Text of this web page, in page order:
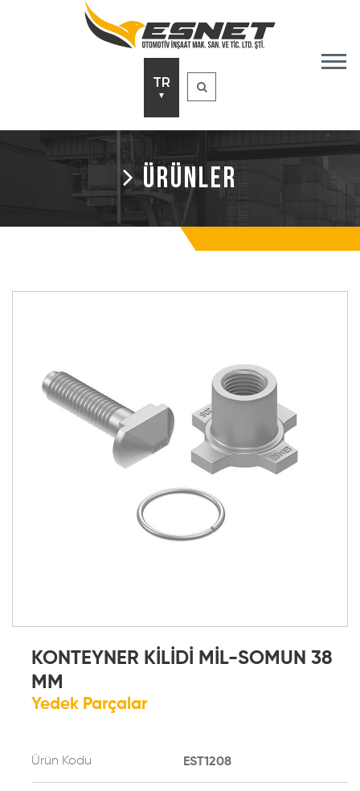
TR
▼
ÜRÜNLER
KONTEYNER KİLİDİ MİL-SOMUN 38
MM
Yedek Parçalar
Ürün Kodu EST1208